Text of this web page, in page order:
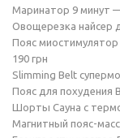
Маринатор 9 минут
Овощерезка найсер
Пояс
190 грн
Slimming Belt
Пояс для похудения
Шорты Сауна с
Магнитный пояс-